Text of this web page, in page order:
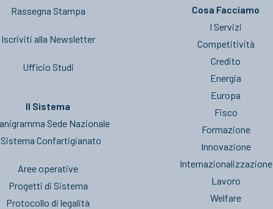
Rassegna Stampa
Iscriviti alla Newsletter
Ufficio Studi
Il Sistema
Sede Nazionale
Confartigianato
Aree operative
Progetti di Sistema
Protocollo di legalità
Cosa Facciamo
I Servizi
Competitività
Credito
Energia
Europa
Fisco
Formazione
Innovazione
Internazionalizzazione
Lavoro
Welfare